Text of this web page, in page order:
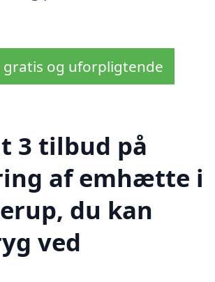
gratis og uforpligtende
3 tilbud på
af emhætte i
du kan
ved